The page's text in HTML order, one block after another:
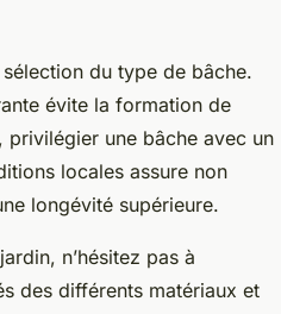
du type de bâche.
évite la formation de
privilégier une bâche avec un
locales assure non
longévité supérieure.
n’hésitez pas à
des différents matériaux et